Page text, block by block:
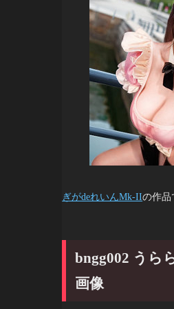
ぎがdeれいんMk-IIの作品
bngg002 うら
画像